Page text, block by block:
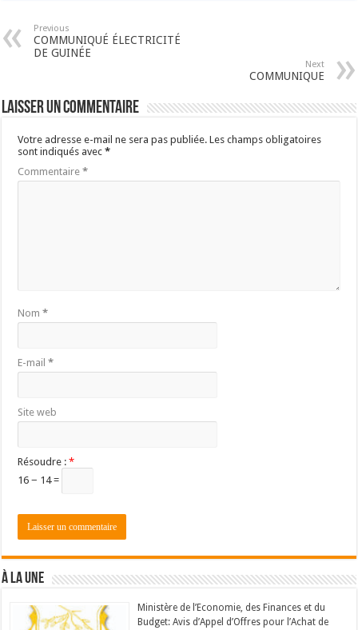
Previous
COMMUNIQUÉ ÉLECTRICITÉ
DE GUINÉE
Next
COMMUNIQUE
Laisser un commentaire
Votre adresse e-mail ne sera pas publiée. Les champs obligatoires
sont indiqués avec*
Commentaire*
Nom*
E-mail*
Site web
Résoudre :*
16 − 14 =
À LA UNE
Ministère de l’Economie, des Finances et du
Budget: Avis d’Appel d’Offres pour l’Achat de